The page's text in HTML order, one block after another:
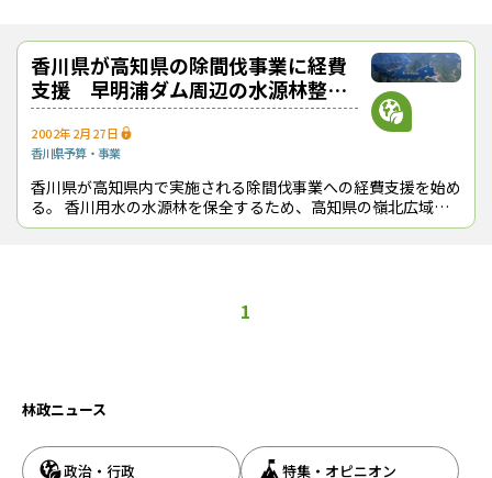
香川県が高知県の除間伐事業に経費
支援 早明浦ダム周辺の水源林整
備、３か年で
2002年2月27日
香川県予算・事業
香川県が高知県内で実施される除間伐事業への経費支援を始め
る。 香川用水の水源林を保全するため、高知県の嶺北広域行
政事務組合を通じた間接補助を、来年度（2003（平成15）年
1
林政ニュース
政治・行政 特集・オピニオン